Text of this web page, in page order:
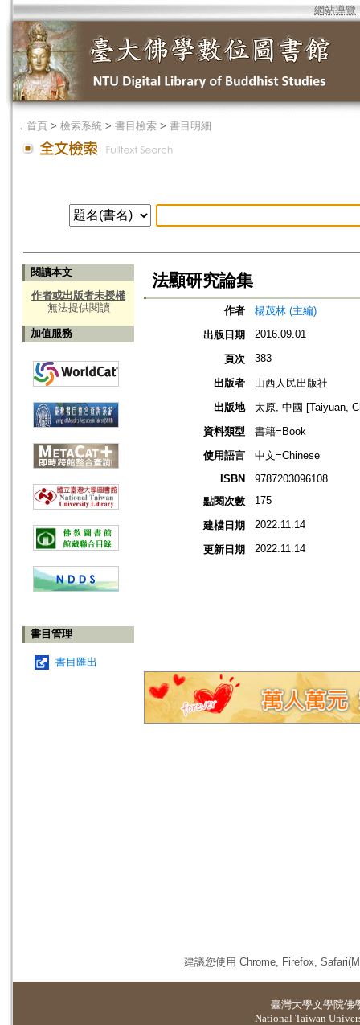
網站導覽
． 首頁 > 檢索系統 > 書目檢索 > 書目明細
閱讀本文
作者或出版者未授權
無法提供閱讀
加值服務
書目管理
書目匯出
法顯研究論集
作者
楊茂林 (主編)
出版日期
2016.09.01
頁次 383
出版者
山西人民出版社
出版地
太原, 中國 [Taiyuan,
資料類型
書籍=Book
使用語言
中文=Chinese
ISBN
9787203096108
點閱次數
175
建檔日期 2022.11.14
更新日期 2022.11.14
建議您使用 Chrome, Firefox,
臺灣大學文學院佛
National Taiwan